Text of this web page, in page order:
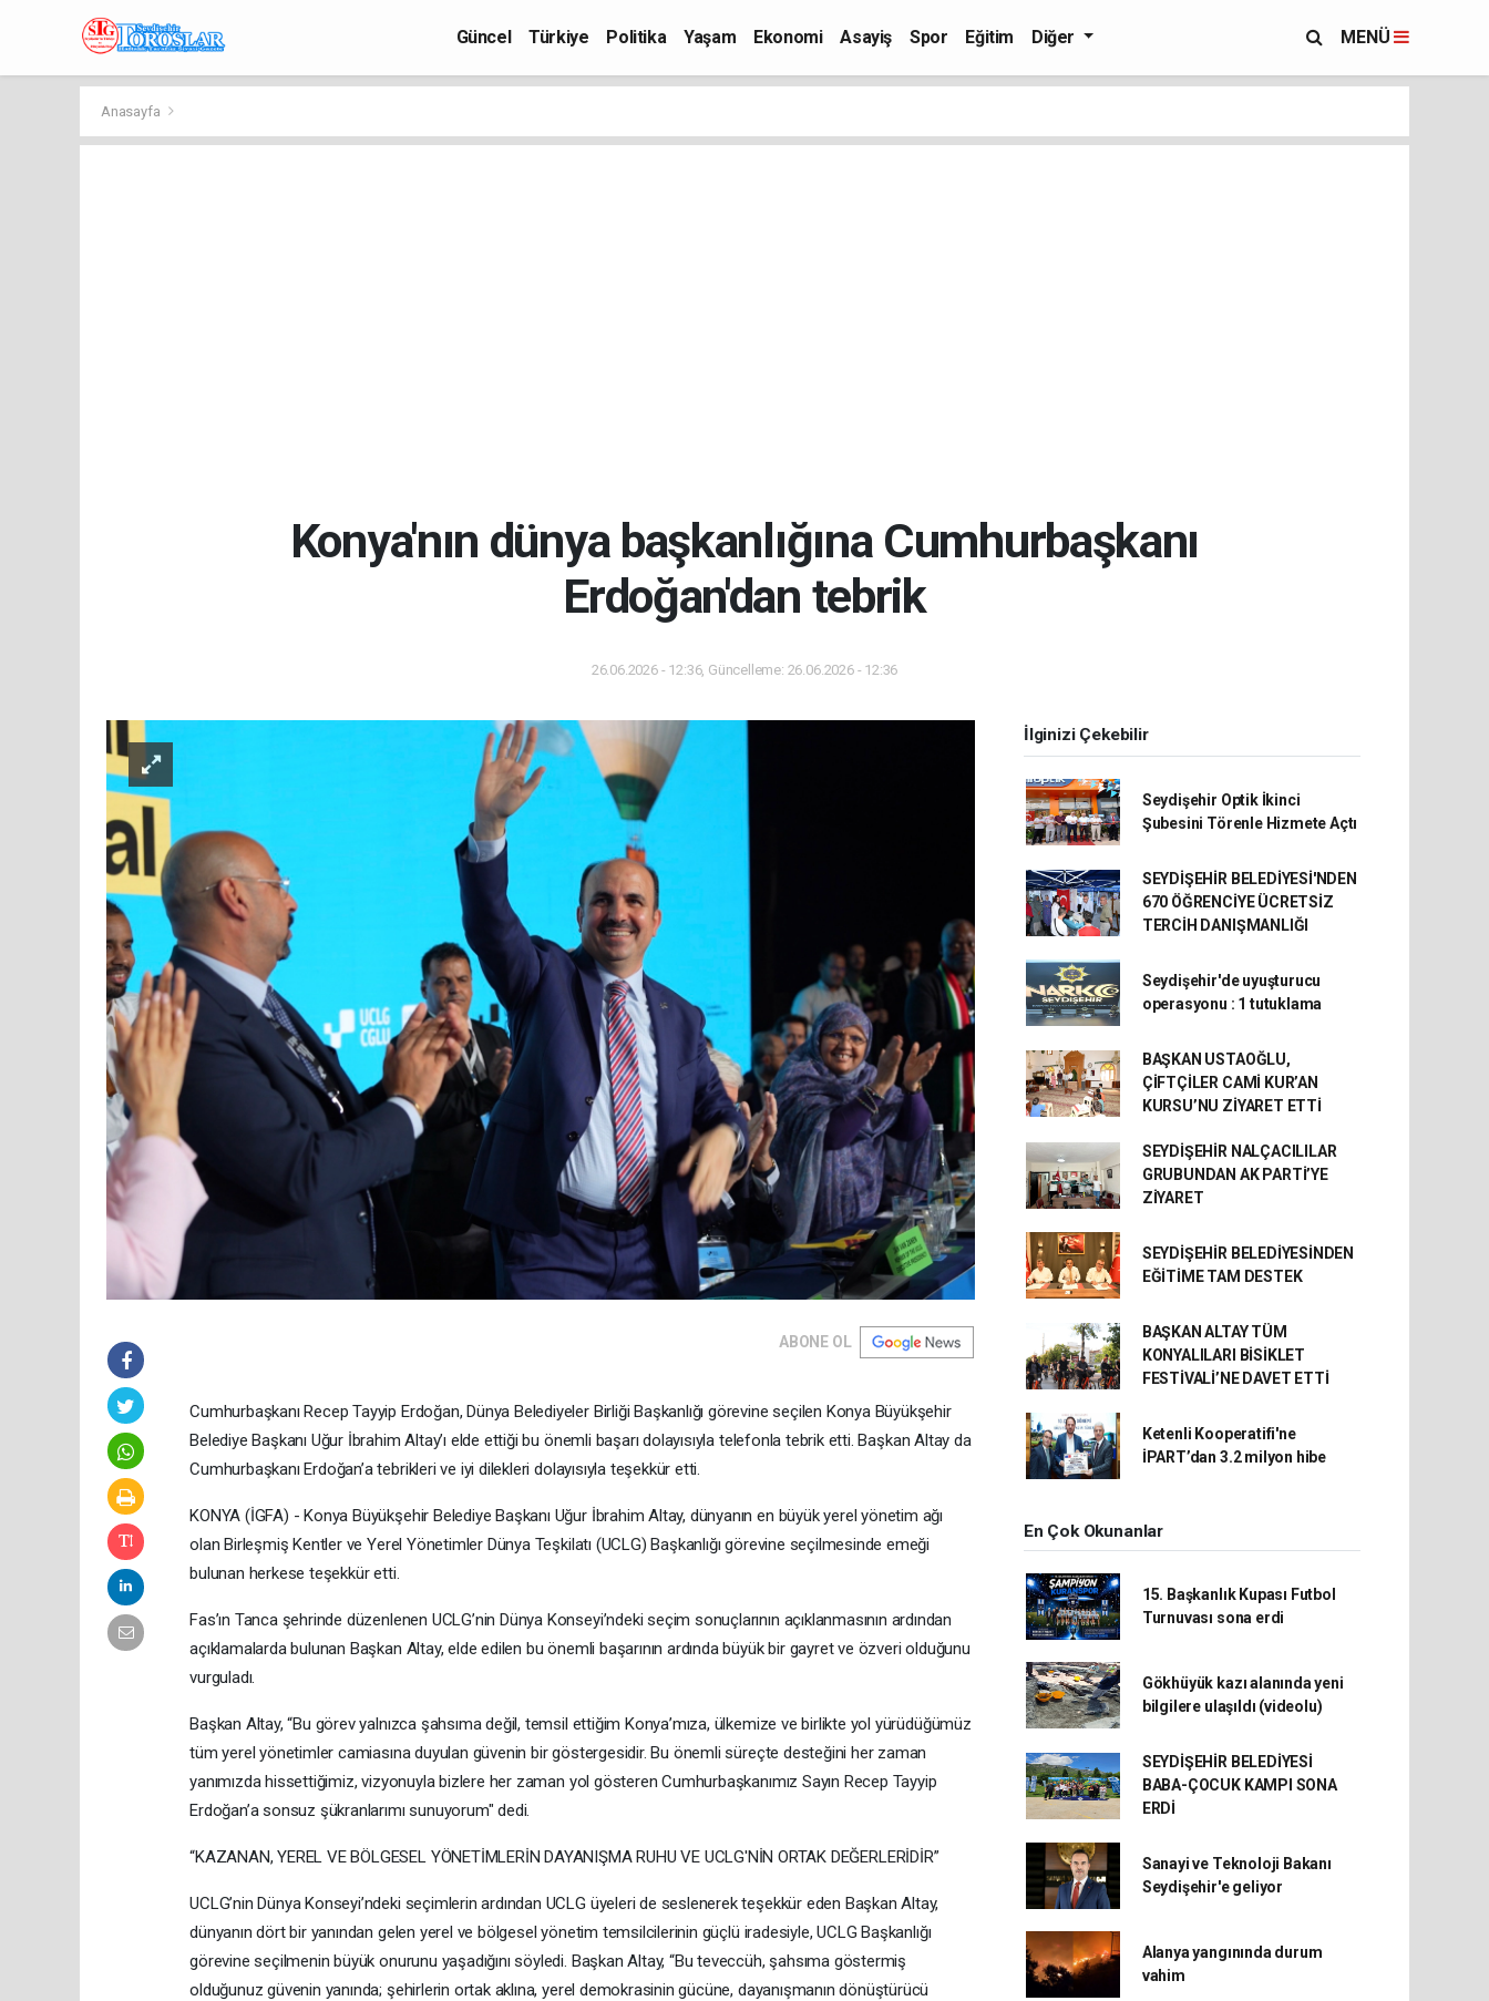
Güncel Türkiye Politika Yaşam Ekonomi Asayiş Spor Eğitim Diğer MENÜ
Anasayfa
Konya'nın dünya başkanlığına Cumhurbaşkanı
Erdoğan'dan tebrik
26.06.2026 - 12:36, Güncelleme: 26.06.2026 - 12:36
ABONE OL
Cumhurbaşkanı Recep Tayyip Erdoğan, Dünya Belediyeler Birliği Başkanlığı görevine seçilen Konya Büyükşehir
Belediye Başkanı Uğur İbrahim Altay’ı elde ettiği bu önemli başarı dolayısıyla telefonla tebrik etti. Başkan Altay da
Cumhurbaşkanı Erdoğan’a tebrikleri ve iyi dilekleri dolayısıyla teşekkür etti.
KONYA (İGFA) - Konya Büyükşehir Belediye Başkanı Uğur İbrahim Altay, dünyanın en büyük yerel yönetim ağı
olan Birleşmiş Kentler ve Yerel Yönetimler Dünya Teşkilatı (UCLG) Başkanlığı görevine seçilmesinde emeği
bulunan herkese teşekkür etti.
Fas’ın Tanca şehrinde düzenlenen UCLG’nin Dünya Konseyi’ndeki seçim sonuçlarının açıklanmasının ardından
açıklamalarda bulunan Başkan Altay, elde edilen bu önemli başarının ardında büyük bir gayret ve özveri olduğunu
vurguladı.
Başkan Altay, “Bu görev yalnızca şahsıma değil, temsil ettiğim Konya’mıza, ülkemize ve birlikte yol yürüdüğümüz
tüm yerel yönetimler camiasına duyulan güvenin bir göstergesidir. Bu önemli süreçte desteğini her zaman
yanımızda hissettiğimiz, vizyonuyla bizlere her zaman yol gösteren Cumhurbaşkanımız Sayın Recep Tayyip
Erdoğan’a sonsuz şükranlarımı sunuyorum" dedi.
“KAZANAN, YEREL VE BÖLGESEL YÖNETİMLERİN DAYANIŞMA RUHU VE UCLG'NİN ORTAK DEĞERLERİDİR”
UCLG’nin Dünya Konseyi’ndeki seçimlerin ardından UCLG üyeleri de seslenerek teşekkür eden Başkan Altay,
dünyanın dört bir yanından gelen yerel ve bölgesel yönetim temsilcilerinin güçlü iradesiyle, UCLG Başkanlığı
görevine seçilmenin büyük onurunu yaşadığını söyledi. Başkan Altay, “Bu teveccüh, şahsıma göstermiş
olduğunuz güvenin yanında; şehirlerin ortak aklına, yerel demokrasinin gücüne, dayanışmanın dönüştürücü
İlginizi Çekebilir
Seydişehir Optik İkinci
Şubesini Törenle Hizmete Açtı
SEYDİŞEHİR BELEDİYESİ'NDEN
670 ÖĞRENCİYE ÜCRETSİZ
TERCİH DANIŞMANLIĞI
Seydişehir'de uyuşturucu
operasyonu : 1 tutuklama
BAŞKAN USTAOĞLU,
ÇİFTÇİLER CAMİ KUR’AN
KURSU’NU ZİYARET ETTİ
SEYDİŞEHİR NALÇACILILAR
GRUBUNDAN AK PARTİ’YE
ZİYARET
SEYDİŞEHİR BELEDİYESİNDEN
EĞİTİME TAM DESTEK
BAŞKAN ALTAY TÜM
KONYALILARI BİSİKLET
FESTİVALİ’NE DAVET ETTİ
Ketenli Kooperatifi'ne
İPART’dan 3.2 milyon hibe
En Çok Okunanlar
15. Başkanlık Kupası Futbol
Turnuvası sona erdi
Gökhüyük kazı alanında yeni
bilgilere ulaşıldı (videolu)
SEYDİŞEHİR BELEDİYESİ
BABA-ÇOCUK KAMPI SONA
ERDİ
Sanayi ve Teknoloji Bakanı
Seydişehir'e geliyor
Alanya yangınında durum
vahim